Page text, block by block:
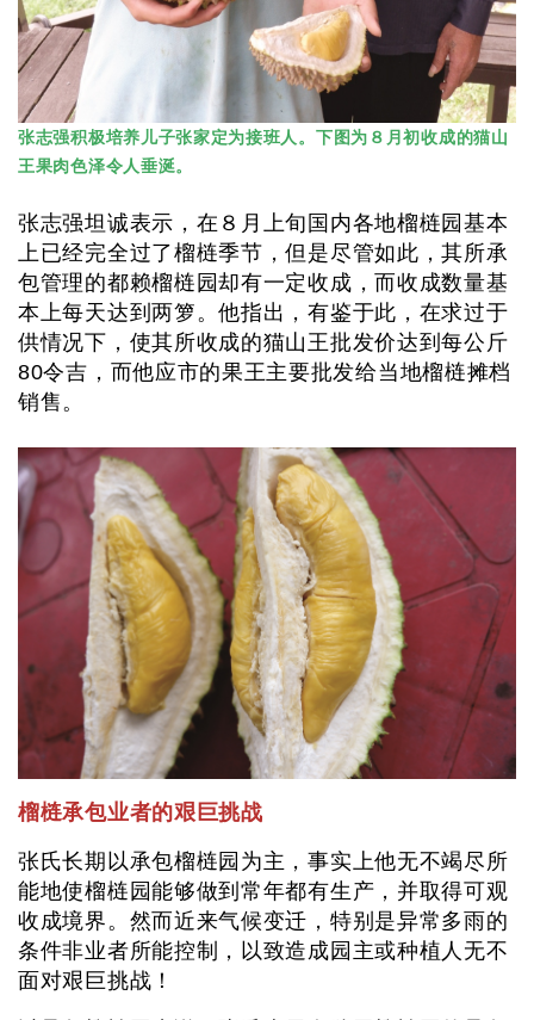
张志强积极培养儿子张家定为接班人。下图为８月初收成的猫山
王果肉色泽令人垂涎。
张志强坦诚表示，在８月上旬国内各地榴梿园基本
上已经完全过了榴梿季节，但是尽管如此，其所承
包管理的都赖榴梿园却有一定收成，而收成数量基
本上每天达到两箩。他指出，有鉴于此，在求过于
供情况下，使其所收成的猫山王批发价达到每公斤
80令吉，而他应市的果王主要批发给当地榴梿摊档
销售。
榴梿承包业者的艰巨挑战
张氏长期以承包榴梿园为主，事实上他无不竭尽所
能地使榴梿园能够做到常年都有生产，并取得可观
收成境界。然而近来气候变迁，特别是异常多雨的
条件非业者所能控制，以致造成园主或种植人无不
面对艰巨挑战！